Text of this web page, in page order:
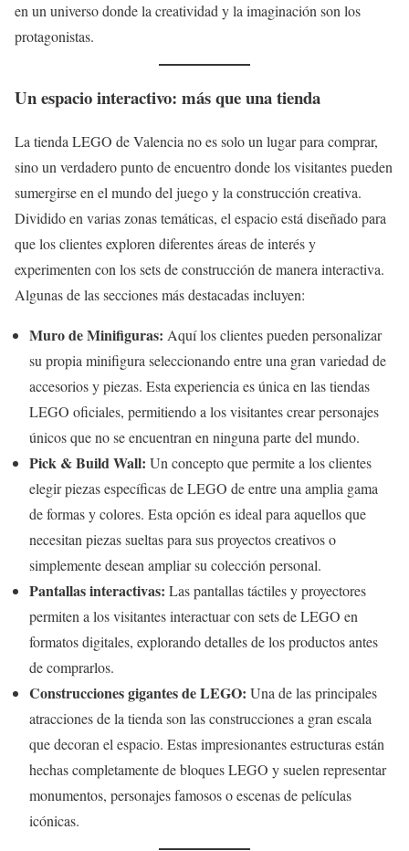
en un universo donde la creatividad y la imaginación son los
protagonistas.
Un espacio interactivo: más que una tienda
La tienda LEGO de Valencia no es solo un lugar para comprar,
sino un verdadero punto de encuentro donde los visitantes pueden
sumergirse en el mundo del juego y la construcción creativa.
Dividido en varias zonas temáticas, el espacio está diseñado para
que los clientes exploren diferentes áreas de interés y
experimenten con los sets de construcción de manera interactiva.
Algunas de las secciones más destacadas incluyen:
Muro de Minifiguras: Aquí los clientes pueden personalizar
su propia minifigura seleccionando entre una gran variedad de
accesorios y piezas. Esta experiencia es única en las tiendas
LEGO oficiales, permitiendo a los visitantes crear personajes
únicos que no se encuentran en ninguna parte del mundo.
Pick & Build Wall: Un concepto que permite a los clientes
elegir piezas específicas de LEGO de entre una amplia gama
de formas y colores. Esta opción es ideal para aquellos que
necesitan piezas sueltas para sus proyectos creativos o
simplemente desean ampliar su colección personal.
Pantallas interactivas: Las pantallas táctiles y proyectores
permiten a los visitantes interactuar con sets de LEGO en
formatos digitales, explorando detalles de los productos antes
de comprarlos.
Construcciones gigantes de LEGO: Una de las principales
atracciones de la tienda son las construcciones a gran escala
que decoran el espacio. Estas impresionantes estructuras están
hechas completamente de bloques LEGO y suelen representar
monumentos, personajes famosos o escenas de películas
icónicas.